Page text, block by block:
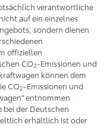
verantwortliche
auf ein einzelnes
sondern dienen
offiziellen
CO2-Emissionen und
können dem
CO2-Emissionen und
entnommen
bei der Deutschen
erhältlich ist oder